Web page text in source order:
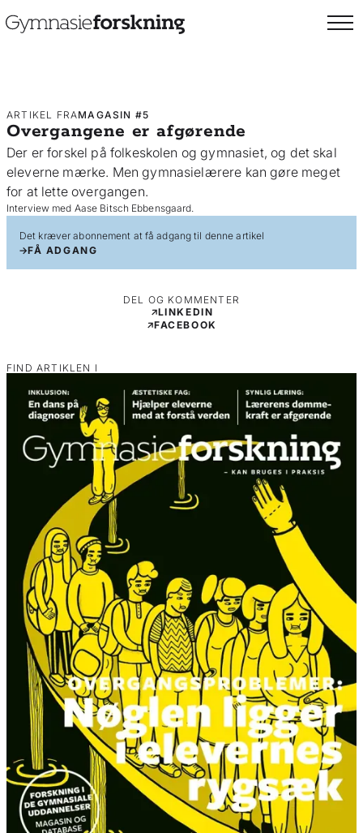
ARTIKEL FRAMAGASIN #5
Overgangene er afgørende
Der er forskel på folkeskolen og gymnasiet, og det skal
eleverne mærke. Men gymnasielærere kan gøre meget
for at lette overgangen.
Interview med Aase Bitsch Ebbensgaard.
Det kræver abonnement at få adgang til denne artikel
FÅ ADGANG
DEL OG KOMMENTER
LINKEDIN
FACEBOOK
FIND ARTIKLEN I